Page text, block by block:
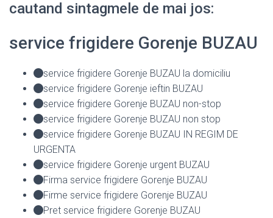
cautand sintagmele de mai jos:
service frigidere Gorenje BUZAU
service frigidere Gorenje BUZAU la domiciliu
service frigidere Gorenje ieftin BUZAU
service frigidere Gorenje BUZAU non-stop
service frigidere Gorenje BUZAU non stop
service frigidere Gorenje BUZAU IN REGIM DE
URGENTA
service frigidere Gorenje urgent BUZAU
Firma service frigidere Gorenje BUZAU
Firme service frigidere Gorenje BUZAU
Pret service frigidere Gorenje BUZAU